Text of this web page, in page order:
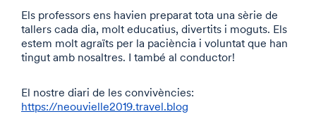
Els professors ens havien preparat tota una sèrie de
tallers cada dia, molt educatius, divertits i moguts. Els
estem molt agraïts per la paciència i voluntat que han
tingut amb nosaltres. I també al conductor!
El nostre diari de les convivències:
https://neouvielle2019.travel.blog